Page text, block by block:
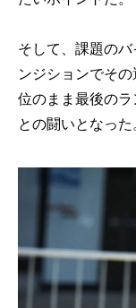
そして、課題の
ンジションでそ
位のまま最後の
との闘いとなった。